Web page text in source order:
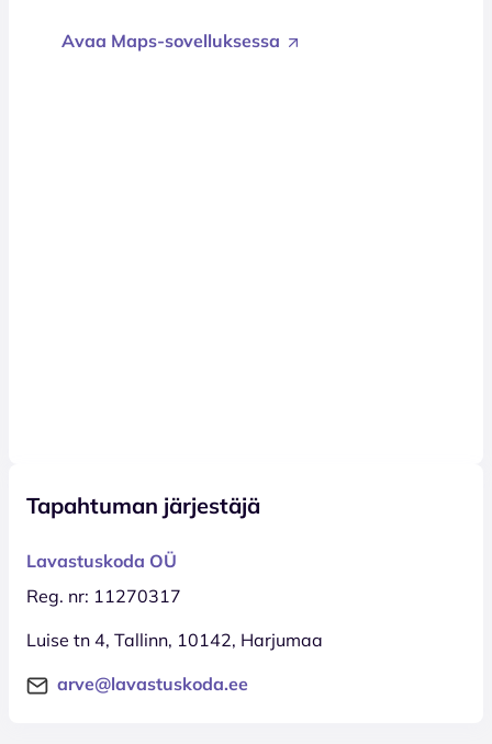
Avaa Maps-sovelluksessa
Tapahtuman järjestäjä
Lavastuskoda OÜ
Reg. nr: 11270317
Luise tn 4, Tallinn, 10142, Harjumaa
arve@lavastuskoda.ee